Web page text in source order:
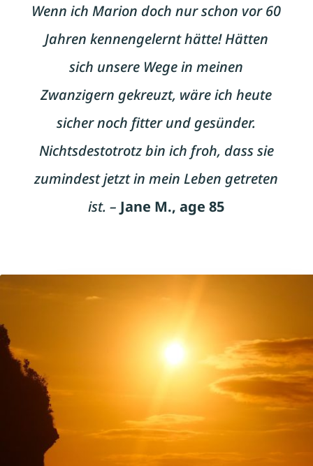
Wenn ich Marion doch nur schon vor 60
Jahren kennengelernt hätte! Hätten
sich unsere Wege in meinen
Zwanzigern gekreuzt, wäre ich heute
sicher noch fitter und gesünder.
Nichtsdestotrotz bin ich froh, dass sie
zumindest jetzt in mein Leben getreten
ist. – Jane M., age 85